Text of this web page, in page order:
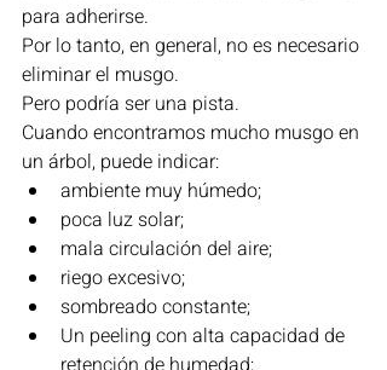
para adherirse.
Por lo tanto, en general, no es necesario
eliminar el musgo.
Pero podría ser una pista.
Cuando encontramos mucho musgo en
un árbol, puede indicar:
ambiente muy húmedo;
poca luz solar;
mala circulación del aire;
riego excesivo;
sombreado constante;
Un peeling con alta capacidad de